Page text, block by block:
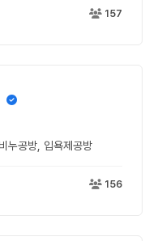
157
공방, 입욕제공방
156